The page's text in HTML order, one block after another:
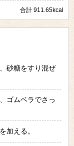
合計 911.65kcal
砂糖をすり混ぜ
ゴムベラでさっ
加える。